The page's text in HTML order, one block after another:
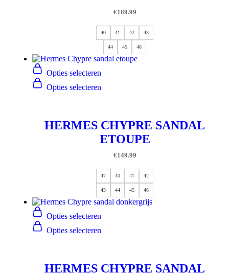
€189.99
40 41 42 43
44 45 46
Opties selecteren
Opties selecteren
HERMES CHYPRE SANDAL
ETOUPE
€149.99
47 40 41 42
43 44 45 46
Opties selecteren
Opties selecteren
HERMES CHYPRE SANDAL